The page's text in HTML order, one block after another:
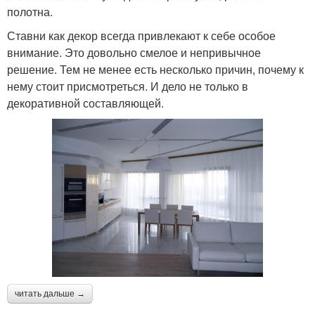
полотна.
Ставни как декор всегда привлекают к себе особое
внимание. Это довольно смелое и непривычное
решение. Тем не менее есть несколько причин, почему к
нему стоит присмотреться. И дело не только в
декоративной составляющей.
читать дальше →